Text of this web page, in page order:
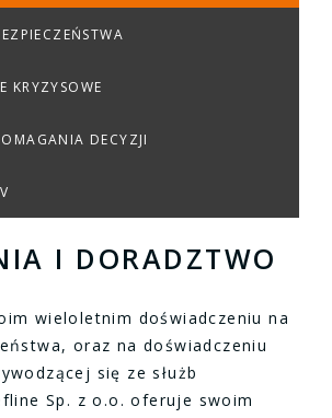
KRYZYSOWE
DECYZJI
I DORADZTWO
wieloletnim doświadczeniu na
oraz na doświadczeniu
się ze służb
Sp. z o.o. oferuje swoim